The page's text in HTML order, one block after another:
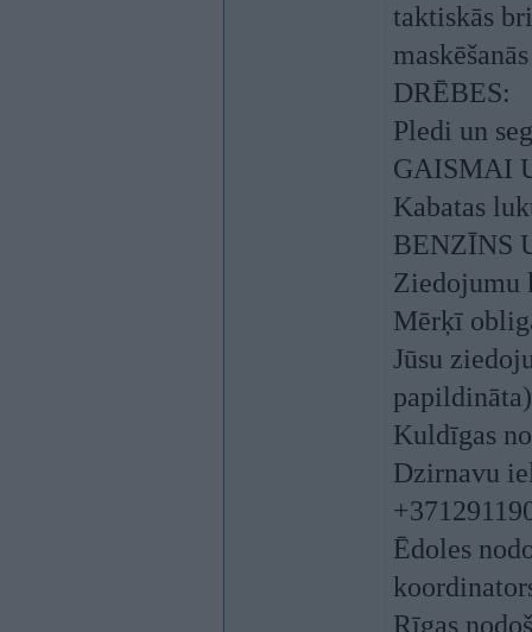
taktiskās
DRĒBES:
Pledi un
GAISMAI
Kabatas
BENZĪNS
Ziedojumu
Mērķī
Jūsu
Kuldīgas
Dzirnavu
Ēdoles
Rīgas